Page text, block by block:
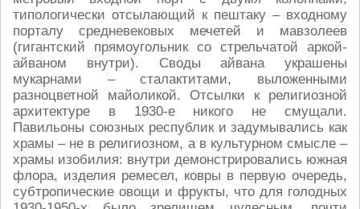
типологически отсылающий к пештаку – входному
порталу средневековых мечетей и мавзолеев
(гигантский прямоугольник со стрельчатой аркой-
айваном внутри). Своды айвана украшены
мукарнами – сталактитами, выложенными
разноцветной майоликой. Отсылки к религиозной
архитектуре в 1930-е никого не смущали.
Павильоны союзных республик и задумывались как
храмы – не в религиозном, а в культурном смысле –
храмы изобилия: внутри демонстрировались южная
флора, изделия ремесел, ковры в первую очередь,
субтропические овощи и фрукты, что для голодных